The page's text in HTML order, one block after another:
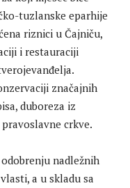
tuzlanske eparhije
riznici u Čajniču,
i restauraciji
značajnih
duboreza iz
crkve.
nadležnih
a u skladu sa